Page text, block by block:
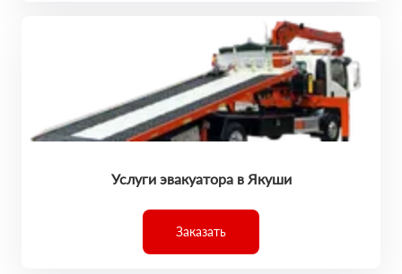
Услуги эвакуатора в Якуши
Заказать